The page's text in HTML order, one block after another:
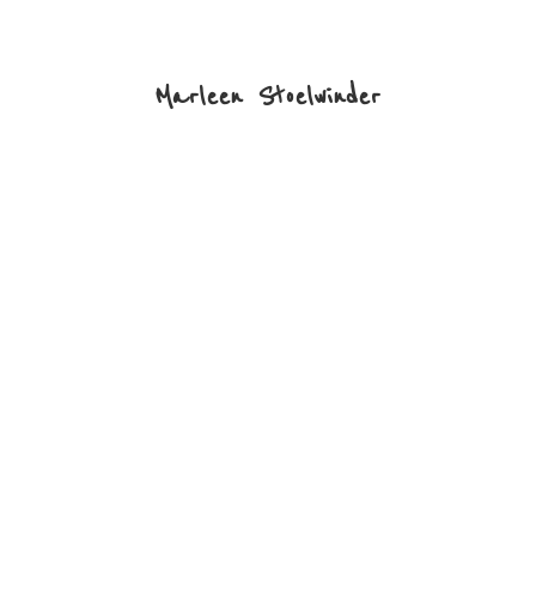
Marleen Stoelwinder